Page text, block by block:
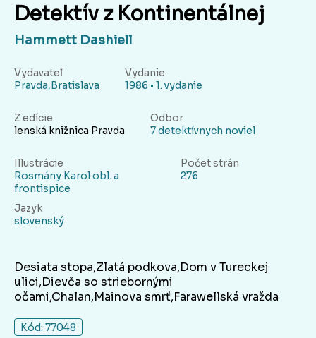
Detektív z Kontinentálnej
Hammett Dashiell
Vydavateľ
Pravda,Bratislava
Vydanie
1986 • 1. vydanie
Z edície
lenská knižnica Pravda
Odbor
7 detektívnych noviel
Illustrácie
Rosmány Karol obl. a
frontispice
Počet strán
276
Jazyk
slovenský
Desiata stopa,Zlatá podkova,Dom v Tureckej
ulici,Dievča so striebornými
očami,Chalan,Mainova smrť,Farawellská vražda
Kód: 77048